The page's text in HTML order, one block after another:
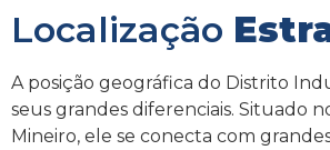
Localização
A posição geográfica do Distrito
seus grandes diferenciais. Situado
Mineiro, ele se conecta com